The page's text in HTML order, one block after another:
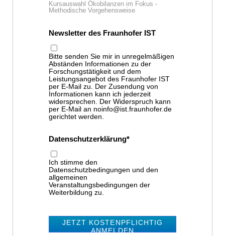
Kursauswahl Ökobilanzen im Fokus -
Methodische Vorgehensweise
Newsletter des Fraunhofer IST
Bitte senden Sie mir in unregelmäßigen
Abständen Informationen zu der
Forschungstätigkeit und dem
Leistungsangebot des Fraunhofer IST
per E-Mail zu. Der Zusendung von
Informationen kann ich jederzeit
widersprechen. Der Widerspruch kann
per E-Mail an noinfo@ist.fraunhofer.de
gerichtet werden.
Datenschutzerklärung
Ich stimme den
Datenschutzbedingungen und den
allgemeinen
Veranstaltungsbedingungen der
Weiterbildung zu.
JETZT KOSTENPFLICHTIG
ANMELDEN